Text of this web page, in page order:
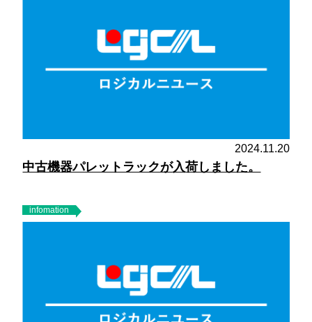
2024.11.20
中古機器パレットラックが入荷しました。
infomation